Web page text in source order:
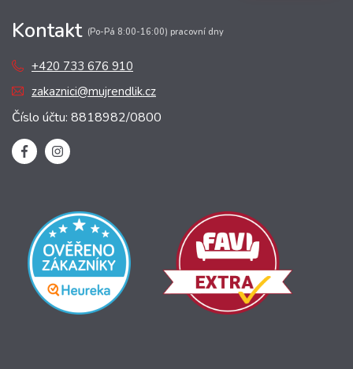
Kontakt (Po-Pá 8:00-16:00) pracovní dny
+420 733 676 910
zakaznici@mujrendlik.cz
Číslo účtu: 8818982/0800